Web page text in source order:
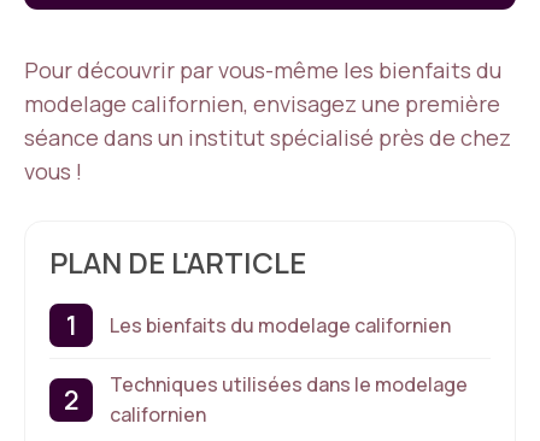
Pour découvrir par vous-même les bienfaits du
modelage californien, envisagez une première
séance dans un institut spécialisé près de chez
vous !
PLAN DE L'ARTICLE
Les bienfaits du modelage californien
Techniques utilisées dans le modelage
californien